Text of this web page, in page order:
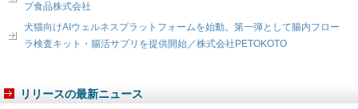
プ食品株式会社
犬猫向けAIウェルネスプラットフォームを始動。第一弾として腸内フロー
ラ検査キット・腸活サプリを提供開始／株式会社PETOKOTO
リリースの最新ニュース